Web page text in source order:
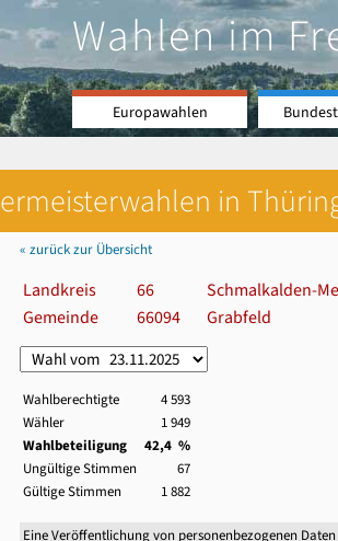
Wahlen im
Europawahlen
in
« zurück zur Übersicht
Landkreis 66
Schmalkalden-
Gemeinde
66094 Grabfeld
Wahlberechtigte
4 593
Wähler
1 949
Wahlbeteiligung
42,4 %
Ungültige Stimmen
67
Gültige Stimmen
1 882
Eine Veröffentlichung von personenbezogenen